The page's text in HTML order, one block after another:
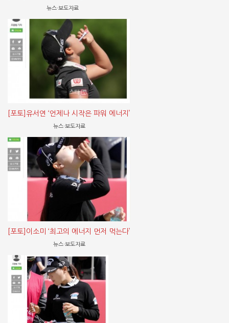
뉴스·보도자료
[포토]유서연 ‘언제나 시작은 파워 에너지’
뉴스·보도자료
[포토]이소미 ‘최고의 에너지 먼저 먹는다’
뉴스·보도자료